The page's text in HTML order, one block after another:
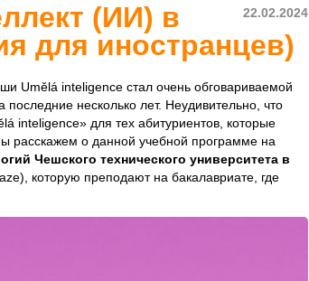
22.02.2024
(ИИ) в
для иностранцев)
Umělá inteligence стал очень обговариваемой
несколько лет. Неудивительно, что
inteligence» для тех абитуриентов, которые
расскажем о данной учебной программе на
Чешского технического университета в
которую преподают на бакалавриате, где